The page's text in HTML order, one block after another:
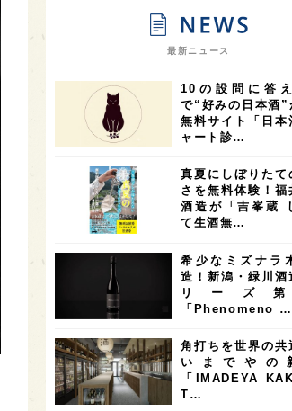
オピニオンリーダーの視点 9
奈良県 滋賀県 7 和
富山県 6 フランス 6 高知県 5
4 アメリカ 4 神奈川県 4
4 三重県 大阪府 3
オーストラリア 台湾 2 アジア 2
SAKEの時代を生きる 静岡県 1 長崎
全蔵めぐり 1 シンガポール 1 カナダ
群馬県 1 熊本県 徳島県
最新ニュース
10の設問に答
で“好みの日本酒”
無料サイト「日本
ャート診…
真夏にしぼりたて
さを無料体験！福
酒造が「吉峯蔵
て生酒無…
希少なミズナラ
造！新潟・緑川酒
リーズ
「Phenomeno …
角打ちを世界の共
いまでやの
「IMADEYA
T…